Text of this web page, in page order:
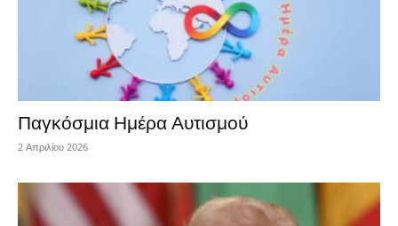
Παγκόσμια Ημέρα Αυτισμού
2 Απριλίου 2026